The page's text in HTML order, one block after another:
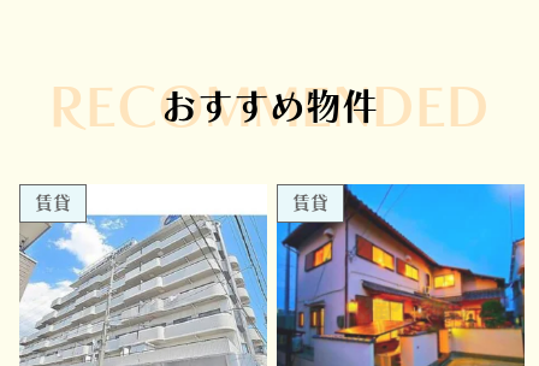
RECOMMENDED
おすすめ物件
賃貸 賃貸